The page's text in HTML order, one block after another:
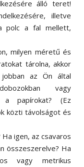
álló teret!
illetve
polc a fal mellett,
milyen méretű és
tárolna, akkor
az Ön által
vagy
a papírokat? (Ez
közti távolságot és
Ha igen, az csavaros
összeszerelve? Ha
vagy metrikus